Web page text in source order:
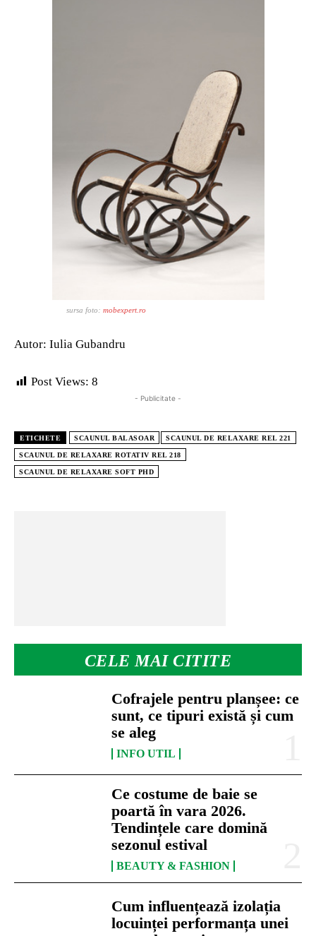
CELE MAI CITITE
Cofrajele pentru planșee: ce
sunt, ce tipuri există și cum
se aleg
INFO UTIL
Ce costume de baie se
poartă în vara 2026.
Tendințele care domină
sezonul estival
BEAUTY & FASHION
Cum influențează izolația
locuinței performanța unei
sursa foto: mobexpert.ro
Autor: Iulia Gubandru
Post Views: 8
- Publicitate -
ETICHETE SCAUNUL BALASOAR SCAUNUL DE RELAXARE REL 221
SCAUNUL DE RELAXARE ROTATIV REL 218
SCAUNUL DE RELAXARE SOFT PHD